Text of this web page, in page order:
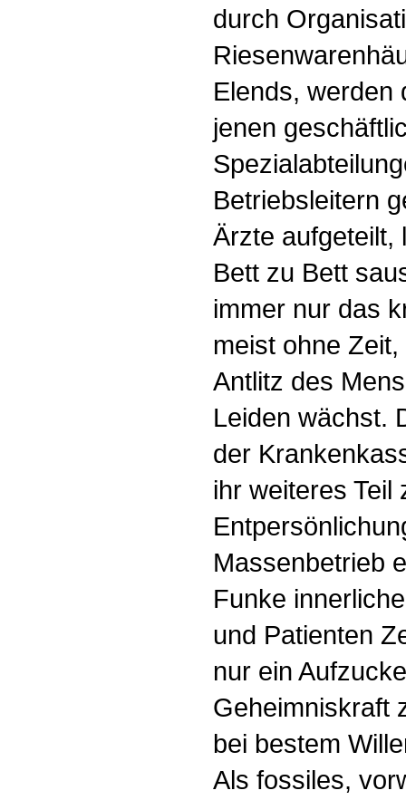
durch
Elends, werden
jenen
Betriebsleitern
Ärzte aufgeteilt,
Bett zu Bett
immer nur das
meist ohne
Antlitz des
Leiden wächst.
der
ihr weiteres Teil
Massenbetrieb
Funke
und Patienten
nur ein
Geheimniskraft
bei bestem
Als fossiles,